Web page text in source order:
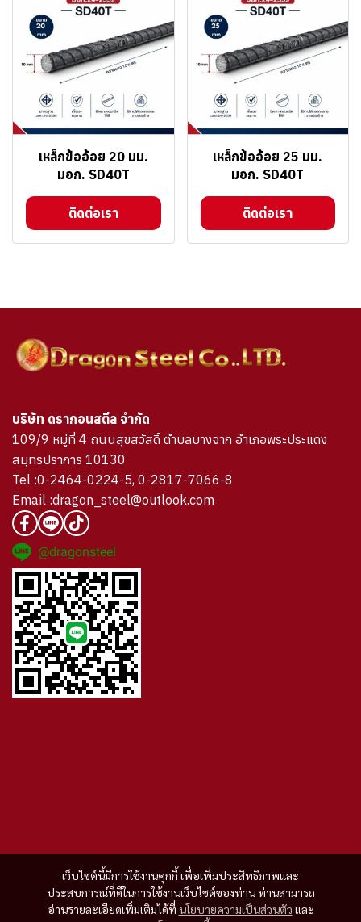
เหล็กข้ออ้อย 20 มม.
มอก. SD40T
ติดต่อเรา
เหล็กข้ออ้อย 25 มม.
มอก. SD40T
ติดต่อเรา
เว็บไซต์นี้มีการใช้งานคุกกี้ เพื่อเพิ่มประสิทธิภาพและ
ประสบการณ์ที่ดีในการใช้งานเว็บไซต์ของท่าน ท่านสามารถ
อ่านรายละเอียดเพิ่มเติมได้ที่ นโยบายความเป็นส่วนตัว และ
บริษัท ดรากอนสตีล จำกัด
109/9 หมู่ที่ 4 ถนนสุขสวัสดิ์ ตำบลบางจาก อำเภอพระประแดง
สมุทรปราการ 10130
Tel :0-2464-0224-5, 0-2817-7066-8
Email :dragon_steel@outlook.com
@dragonsteel